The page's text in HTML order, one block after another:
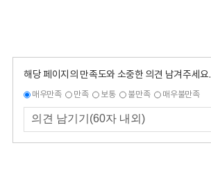
해당 페이지의 만족도와 소중한 의견 남겨주세요.
매우만족 만족 보통 불만족 매우불만족